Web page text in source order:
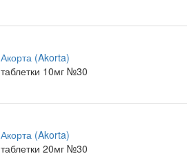
Акорта (Akorta)
таблетки 10мг №30
Акорта (Akorta)
таблетки 20мг №30